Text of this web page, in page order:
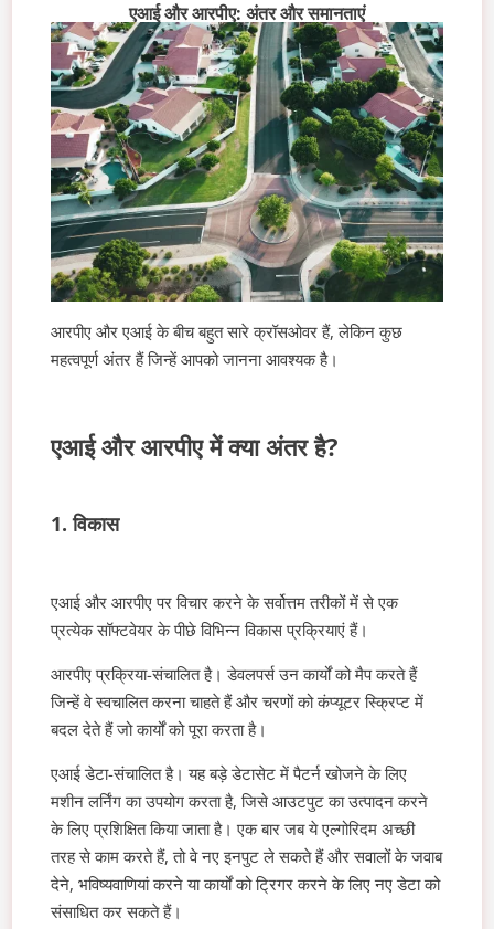
एआई और आरपीए: अंतर और समानताएं
आरपीए और एआई के बीच बहुत सारे क्रॉसओवर हैं, लेकिन कुछ
महत्वपूर्ण अंतर हैं जिन्हें आपको जानना आवश्यक है।
एआई और आरपीए में क्या अंतर है?
1. विकास
एआई और आरपीए पर विचार करने के सर्वोत्तम तरीकों में से एक
प्रत्येक सॉफ्टवेयर के पीछे विभिन्न विकास प्रक्रियाएं हैं।
आरपीए प्रक्रिया-संचालित है। डेवलपर्स उन कार्यों को मैप करते हैं
जिन्हें वे स्वचालित करना चाहते हैं और चरणों को कंप्यूटर स्क्रिप्ट में
बदल देते हैं जो कार्यों को पूरा करता है।
एआई डेटा-संचालित है। यह बड़े डेटासेट में पैटर्न खोजने के लिए
मशीन लर्निंग का उपयोग करता है, जिसे आउटपुट का उत्पादन करने
के लिए प्रशिक्षित किया जाता है। एक बार जब ये एल्गोरिदम अच्छी
तरह से काम करते हैं, तो वे नए इनपुट ले सकते हैं और सवालों के जवाब
देने, भविष्यवाणियां करने या कार्यों को ट्रिगर करने के लिए नए डेटा को
संसाधित कर सकते हैं।